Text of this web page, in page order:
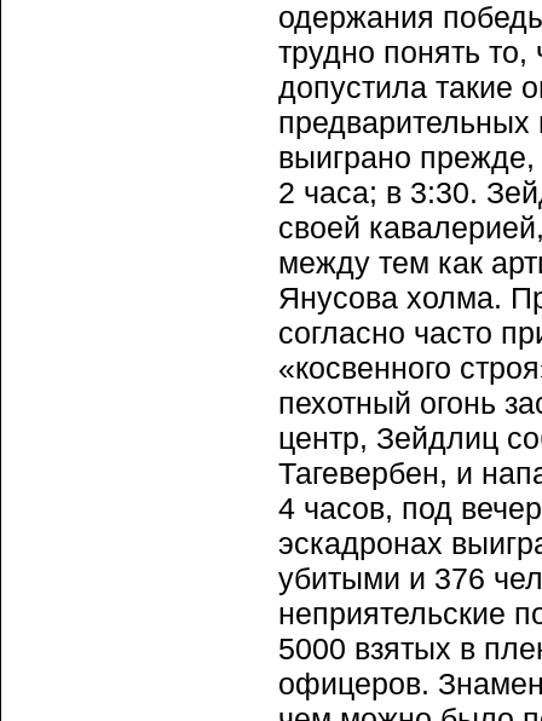
одержания
трудно понять
допустила такие
выиграно
2 часа; в 3:30.
своей
между тем как
Янусова холма.
согласно часто
«косвенного
пехотный огонь
центр, Зейдлиц
Тагевербен, и
4 часов, под
эскадронах
убитыми и 376
неприятельские
5000 взятых в
офицеров.